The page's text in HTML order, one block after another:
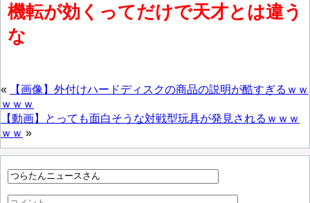
機転が効くってだけで天才とは違う
な
«
【画像】外付けハードディスクの商品の説明が酷すぎるｗｗ
ｗｗｗ
【動画】とっても面白そうな対戦型玩具が発見されるｗｗｗ
ｗｗ »